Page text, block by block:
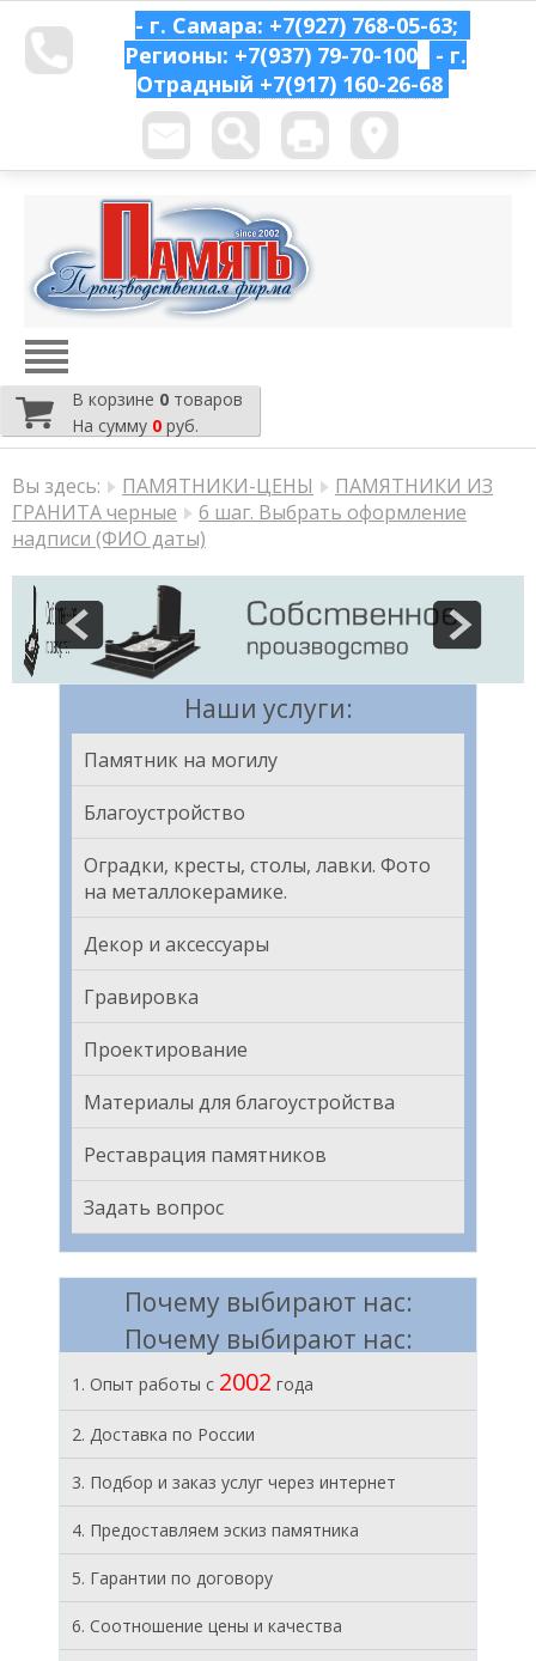
- г. Самара: +7(927) 768-05-63;
Регионы: +7(937) 79-70-100
- г.
Отрадный +7(917) 160-26-68
В корзине 0 товаров
На сумму 0 руб.
Вы здесь: ПАМЯТНИКИ-ЦЕНЫ
ПАМЯТНИКИ ИЗ
ГРАНИТА черные
6 шаг. Выбрать оформление
надписи (ФИО даты)
Наши услуги:
Памятник на могилу
Благоустройство
Оградки, кресты, столы, лавки. Фото
на металлокерамике.
Декор и аксессуары
Гравировка
Проектирование
Материалы для благоустройства
Реставрация памятников
Задать вопрос
Почему выбирают нас:
Почему выбирают нас:
1. Опыт работы с 2002 года
2. Доставка по России
3. Подбор и заказ услуг через интернет
4. Предоставляем эскиз памятника
5. Гарантии по договору
6. Соотношение цены и качества